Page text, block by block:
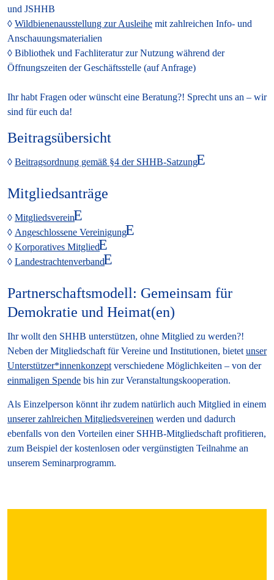
und JSHHB
Wildbienen­ausstellung zur Ausleihe mit zahlreichen Info- und
Anschauungsmaterialien
Bibliothek und Fachliteraturzur Nutzung während der
Öffnungszeiten der Geschäftsstelle (auf Anfrage)
Ihr habt Fragen oder wünscht eine Beratung?! Sprecht uns an – wir
sind für euch da!
Beitragsübersicht
Beitragsordnung gemäß §4 der SHHB-Satzung
Mitgliedsanträge
Mitgliedsverein
Angeschlossene Vereinigung
Korporatives Mitglied
Landestrachtenverband
Partnerschaftsmodell: Gemeinsam für
Demokratie und Heimat(en)
Ihr wollt den SHHB unterstützen, ohne Mitglied zu werden?!
Neben der Mitgliedschaft für Vereine und Institutionen, bietet unser
Unterstützer*innenkonzept verschiedene Möglichkeiten – von der
einmaligen Spende bis hin zur Veranstaltungskooperation.
Als Einzelperson könnt ihr zudem natürlich auch Mitglied in einem
unserer zahlreichen Mitgliedsvereinen werden und dadurch
ebenfalls von den Vorteilen einer SHHB-Mitgliedschaft profitieren,
zum Beispiel der kostenlosen oder vergünstigten Teilnahme an
unserem Seminarprogramm.